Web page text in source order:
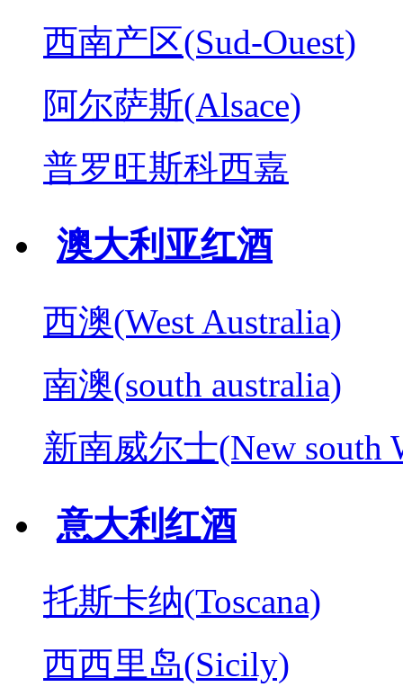
西南产区(Sud-Ouest)
阿尔萨斯(Alsace)
普罗旺斯科西嘉
澳大利亚红酒
西澳(West Australia)
南澳(south australia)
新南威尔士(New south
意大利红酒
托斯卡纳(Toscana)
西西里岛(Sicily)